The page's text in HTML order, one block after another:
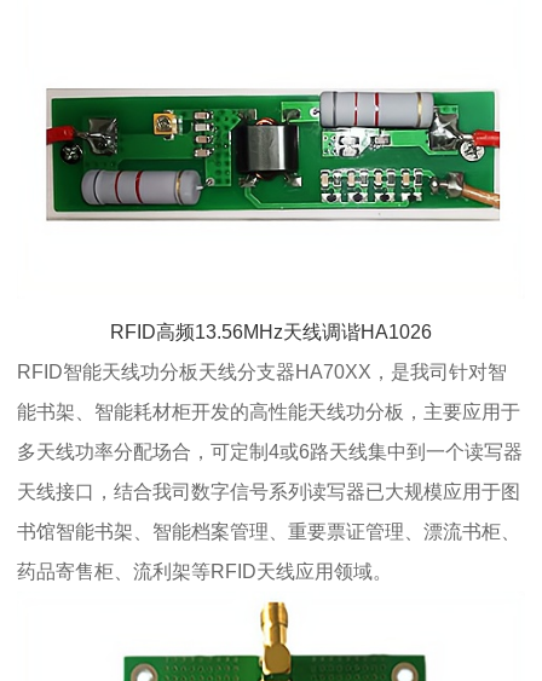
RFID高频13.56MHz天线调谐HA1026
RFID智能天线功分板天线分支器HA70XX，是我司针对智
能书架、智能耗材柜开发的高性能天线功分板，主要应用于
多天线功率分配场合，可定制4或6路天线集中到一个读写器
天线接口，结合我司数字信号系列读写器已大规模应用于图
书馆智能书架、智能档案管理、重要票证管理、漂流书柜、
药品寄售柜、流利架等RFID天线应用领域。